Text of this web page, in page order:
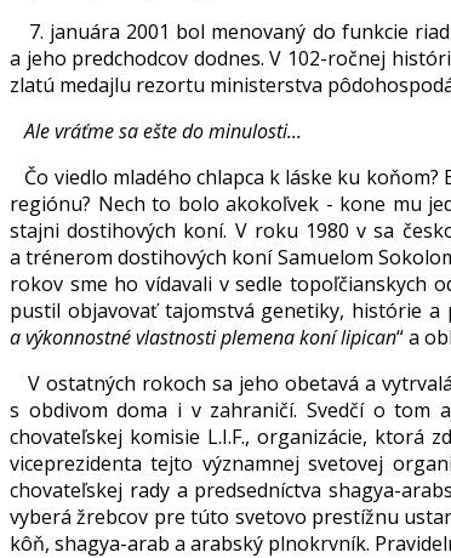
7. januára 2001 bol menovaný do funkcie
a jeho predchodcov dodnes. V 102-ročnej
zlatú medajlu rezortu ministerstva
Ale vráťme sa ešte do minulosti...
Čo viedlo mladého chlapca k láske ku
regiónu? Nech to bolo akokoľvek - kone mu
stajni dostihových koní. V roku 1980 v sa
a trénerom dostihových koní Samuelom
rokov sme ho vídavali v sedle topoľčianskych
pustil objavovať tajomstvá genetiky, histórie
a výkonnostné vlastnosti plemena koní lipican“ a
V ostatných rokoch sa jeho obetavá a
s obdivom doma i v zahraničí. Svedčí o tom
chovateľskej komisie L.I.F., organizácie, ktorá
viceprezidenta tejto významnej svetovej
chovateľskej rady a predsedníctva shagya-
vyberá žrebcov pre túto svetovo prestížnu
kôň, shagya-arab a arabský plnokrvník.